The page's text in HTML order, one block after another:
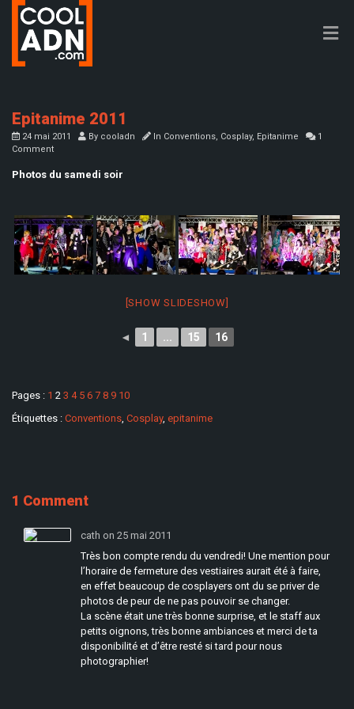
Epitanime 2011
24 mai 2011 By cooladn In Conventions, Cosplay, Epitanime
1
Comment
Photos du samedi soir
[SHOW SLIDESHOW]
◄ 1 ... 15 16
Pages : 1 2 3 4 5 6 7 8 9 10
Étiquettes : Conventions, Cosplay, epitanime
1 Comment
cath on 25 mai 2011
Très bon compte rendu du vendredi! Une mention pour
l’horaire de fermeture des vestiaires aurait été à faire,
en effet beaucoup de cosplayers ont du se priver de
photos de peur de ne pas pouvoir se changer.
La scène était une très bonne surprise, et le staff aux
petits oignons, très bonne ambiances et merci de ta
disponibilité et d’être resté si tard pour nous
photographier!